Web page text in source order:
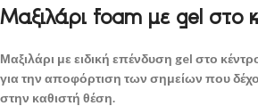
Μαξιλάρι foam με gel στο
Μαξιλάρι με ειδική επένδυση gel στο
για την αποφόρτιση των σημείων που
στην καθιστή θέση.